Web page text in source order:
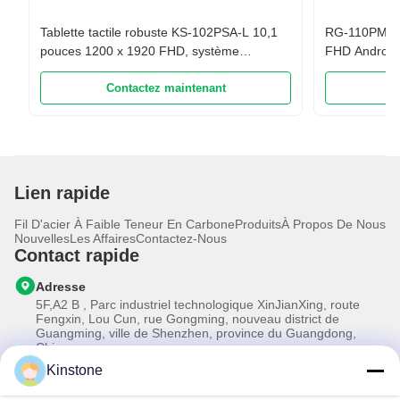
Tablette tactile robuste KS-102PSA-L 10,1
pouces 1200 x 1920 FHD, système
d'exploitation Android, étanchéité IP68, 4
Go + 128 Go, prise en charge 4G LTE,
batterie 10 000 mAh
Contactez maintenant
RG-
FHD
écran tactile
Lien rapide
Fil D'acier À Faible Teneur En CarboneProduitsÀ Propos De Nous
NouvellesLes AffairesContactez-Nous
Contact rapide
Adresse
5F,A2 B , Parc industriel technologique XinJianXing, route
Fengxin, Lou Cun, rue Gongming, nouveau district de
Guangming, ville de Shenzhen, province du Guangdong,
Chine
Télégramme
0086-755-33699968
Kinstone